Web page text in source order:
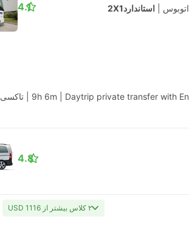
اتوبوس استاندارد2X1 4.1
9h 6m | Daytrip private transfer with تاکسی
4.8
۲ کلاس بیشتر از USD 1116